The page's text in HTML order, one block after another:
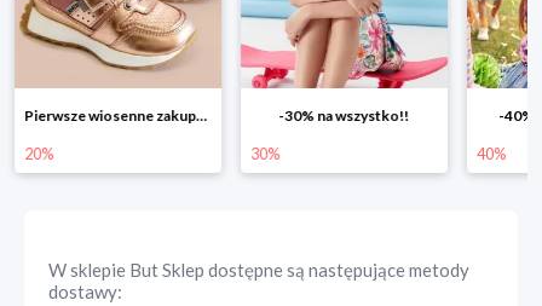
Pierwsze wiosenne zakupy -20%
20%
-30% na wszystko!!
30%
-40%
40%
W sklepie But Sklep dostępne są następujące metody
dostawy: